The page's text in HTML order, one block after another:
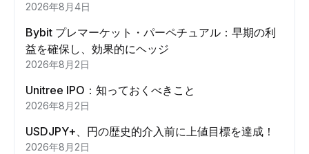
2026年8月4日
Bybit プレマーケット・パーペチュアル：早期の利
益を確保し、効果的にヘッジ
2026年8月2日
Unitree IPO：知っておくべきこと
2026年8月2日
USDJPY+、円の歴史的介入前に上値目標を達成！
2026年8月2日